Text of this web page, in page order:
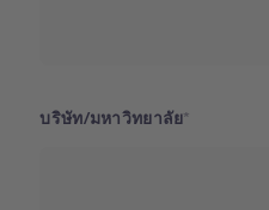
บริษัท/มหาวิทยาลัย